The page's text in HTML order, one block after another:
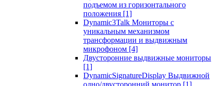
подъемом из горизонтального
положения [1]
Dynamic3Talk Мониторы с
уникальным механизмом
трансформации и выдвижным
микрофоном [4]
Двусторонние выдвижные мониторы
[1]
DynamicSignatureDisplay Выдвижной
одно/двусторонний монитор [1]